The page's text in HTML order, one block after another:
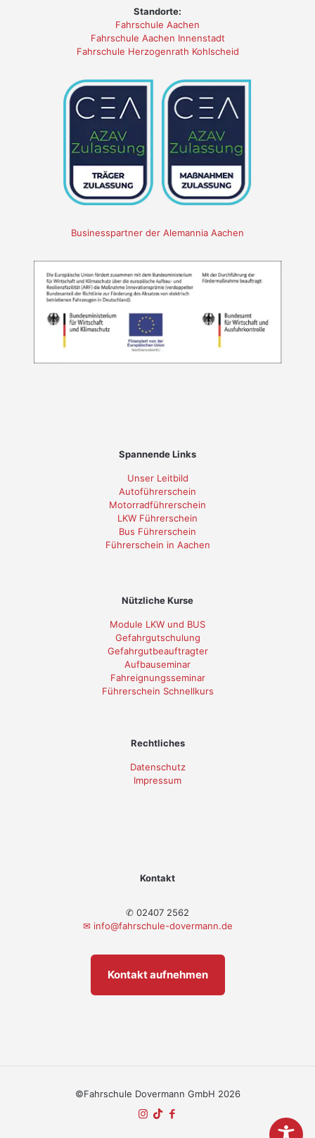
Standorte:
Fahrschule Aachen
Fahrschule Aachen Innenstadt
Fahrschule Herzogenrath Kohlscheid
Businesspartner der Alemannia Aachen
Spannende Links
Unser Leitbild
Autoführerschein
Motorradführerschein
LKW Führerschein
Bus Führerschein
Führerschein in Aachen
Nützliche Kurse
Module LKW und BUS
Gefahrgutschulung
Gefahrgutbeauftragter
Aufbauseminar
Fahreignungsseminar
Führerschein Schnellkurs
Rechtliches
Datenschutz
Impressum
Kontakt
✆ 02407 2562
✉ info@fahrschule-dovermann.de
Kontakt aufnehmen
©Fahrschule Dovermann GmbH 2026